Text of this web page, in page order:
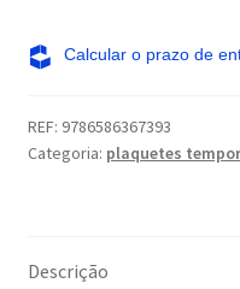
quantidade
REF: 9786586367393
Categoria: plaquetes
Descrição